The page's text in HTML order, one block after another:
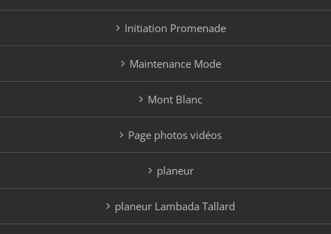
Initiation Promenade
Maintenance Mode
Mont Blanc
Page photos vidéos
planeur
planeur Lambada Tallard